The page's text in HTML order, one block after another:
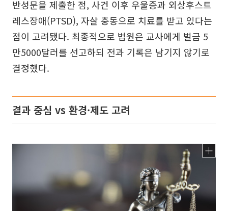
반성문을 제출한 점, 사건 이후 우울증과 외상후스트
레스장애(PTSD), 자살 충동으로 치료를 받고 있다는
점이 고려됐다. 최종적으로 법원은 교사에게 벌금 5
만5000달러를 선고하되 전과 기록은 남기지 않기로
결정했다.
결과 중심 vs 환경·제도 고려